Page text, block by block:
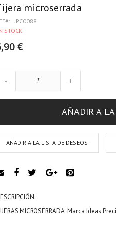
microserrada
JPC0088
STOCK
€
- +
AÑADIR A LA
AÑADIR A LA LISTA DE DESEOS
MICROSERRADA Marca Ideas